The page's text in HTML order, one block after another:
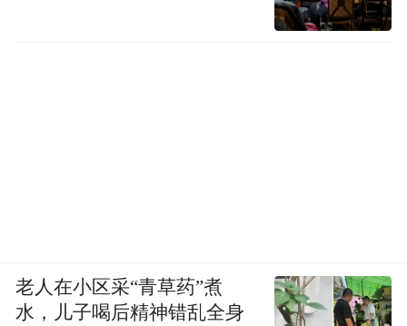
老人在小区采“青草药”煮
水，儿子喝后精神错乱全身